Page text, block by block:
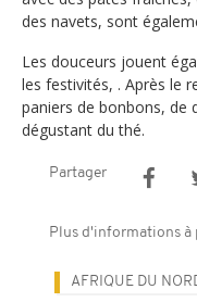
des navets, sont
Les douceurs jouent
les festivités, . Après le
paniers de bonbons, de
dégustant du thé.
Partager
Plus d'informations à
AFRIQUE DU